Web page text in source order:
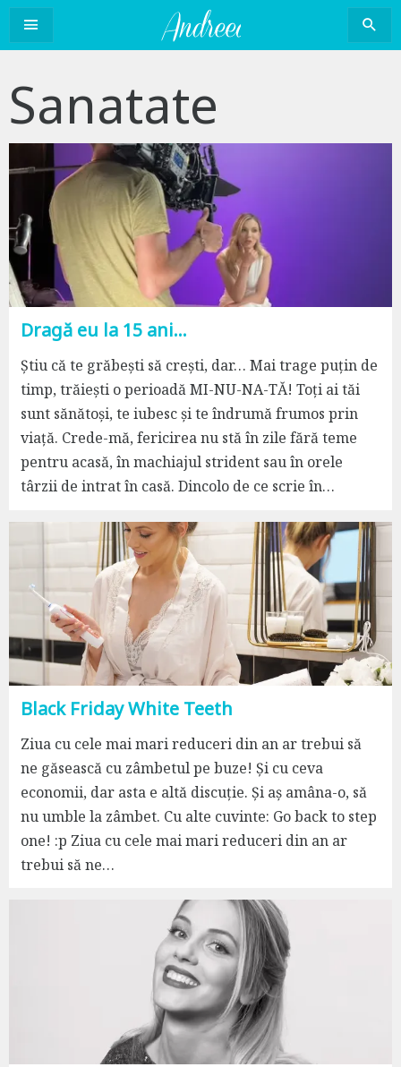
Sari
conținut
Sanatate
Dragă eu la 15 ani…
Știu că te grăbești să crești, dar… Mai trage puțin de
timp, trăiești o perioadă MI-NU-NA-TĂ! Toți ai tăi
sunt sănătoși, te iubesc și te îndrumă frumos prin
viață. Crede-mă, fericirea nu stă în zile fără teme
pentru acasă, în machiajul strident sau în orele
târzii de intrat în casă. Dincolo de ce scrie în…
Black Friday White Teeth
Ziua cu cele mai mari reduceri din an ar trebui să
ne găsească cu zâmbetul pe buze! Și cu ceva
economii, dar asta e altă discuție. Și aș amâna-o, să
nu umble la zâmbet. Cu alte cuvinte: Go back to step
one! :p Ziua cu cele mai mari reduceri din an ar
trebui să ne…